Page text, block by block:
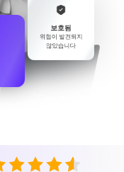
보호됨
위협이 발견되지
않았습니다